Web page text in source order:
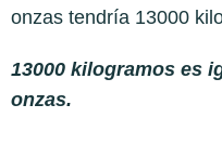
onzas tendría 13000
13000 kilogramos es
onzas.